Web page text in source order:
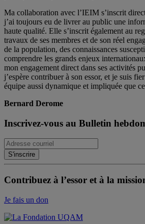
Ma collaboration avec l’IEIM s’inscrit
j’ai toujours eu de livrer au public une
haute qualité. Elle s’inscrit également au
travaux de ses membres et de son réel
de la population, des connaissances
comprendre les grands enjeux
mon engagement direct dans ses activités
j’espère contribuer à son essor, et je suis
équipe aussi dynamique et impliquée que
Bernard Derome
Inscrivez-vous au Bulletin
Contribuez à l’essor et à la
Je fais un don